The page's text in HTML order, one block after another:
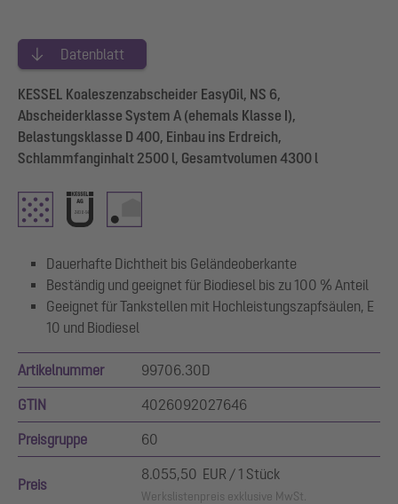
Datenblatt
KESSEL Koaleszenzabscheider EasyOil, NS 6,
Abscheiderklasse System A (ehemals Klasse I),
Belastungsklasse D 400, Einbau ins Erdreich,
Schlammfanginhalt 2500 l, Gesamtvolumen 4300 l
Dauerhafte Dichtheit bis Geländeoberkante
Beständig und geeignet für Biodiesel bis zu 100 % Anteil
Geeignet für Tankstellen mit Hochleistungszapfsäulen, E
10 und Biodiesel
Artikelnummer 99706.30D
GTIN 4026092027646
Preisgruppe 60
Preis
8.055,50 EUR / 1 Stück
Werkslistenpreis exklusive MwSt.